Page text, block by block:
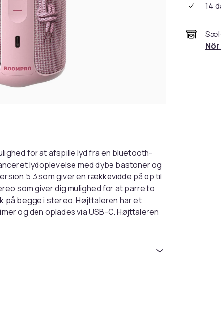
for at afspille lyd fra en bluetooth-
lydoplevelse med dybe bastoner og
5.3 som giver en rækkevidde på op til
som giver dig mulighed for at parre to
på begge i stereo. Højttaleren har et
og den oplades via USB-C. Højttaleren
14